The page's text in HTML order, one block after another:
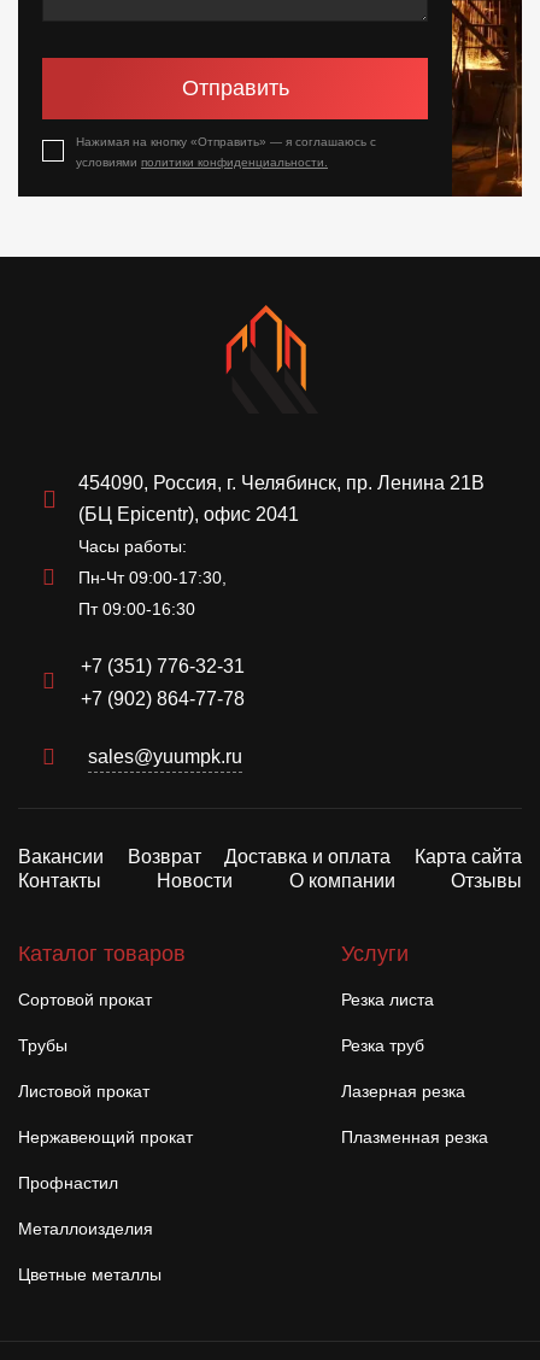
Отправить
Нажимая на кнопку «Отправить» — я соглашаюсь с
условиями политики конфиденциальности.
454090, Россия, г. Челябинск, пр. Ленина 21В
(БЦ Epicentr), офис 2041
Часы работы:
Пн-Чт 09:00-17:30,
Пт 09:00-16:30
+7 (351) 776-32-31
+7 (902) 864-77-78
sales@yuumpk.ru
Вакансии Возврат Доставка и оплата
Карта сайта
Контакты
Новости О компании Отзывы
Каталог товаров
Сортовой прокат
Трубы
Листовой прокат
Нержавеющий прокат
Профнастил
Металлоизделия
Цветные металлы
Услуги
Резка листа
Резка труб
Лазерная резка
Плазменная резка